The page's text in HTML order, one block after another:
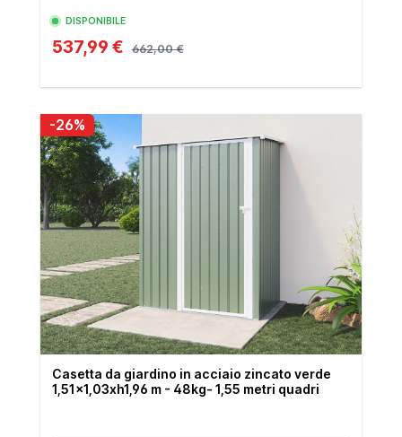
DISPONIBILE
537,99 € 662,00 €
-26%
Casetta da giardino in acciaio zincato verde
1,51x1,03xh1,96 m - 48kg- 1,55 metri quadri